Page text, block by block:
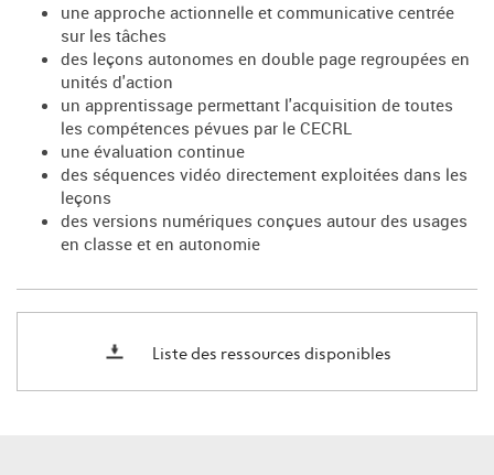
une approche actionnelle et communicative centrée
sur les tâches
des leçons autonomes en double page regroupées en
unités d'action
un apprentissage permettant l'acquisition de toutes
les compétences pévues par le CECRL
une évaluation continue
des séquences vidéo directement exploitées dans les
leçons
des versions numériques conçues autour des usages
en classe et en autonomie
Liste des ressources disponibles